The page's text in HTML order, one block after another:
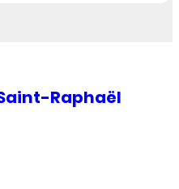
Raphaël